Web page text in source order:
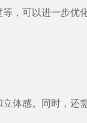
，可以进一步优
体感。同时，还